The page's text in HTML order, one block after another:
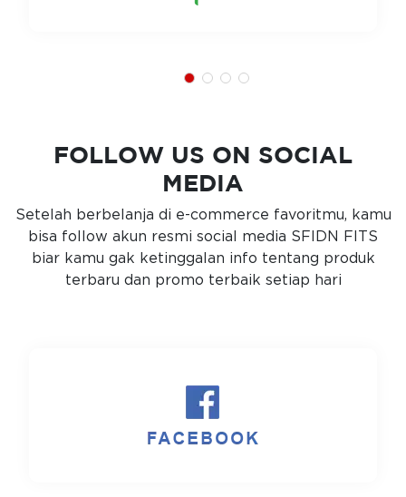
FOLLOW US ON SOCIAL
MEDIA
Setelah berbelanja di e-commerce favoritmu, kamu
bisa follow akun resmi social media SFIDN FITS
biar kamu gak ketinggalan info tentang produk
terbaru dan promo terbaik setiap hari